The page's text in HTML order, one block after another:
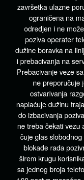
završetka ulazne
ograničena na
odredjen i ne
poziva operater
dužine boravka na
i prebacivanja na
Prebacivanje veze
ne preporučuje
ostvarivanja
naplaćuje dužinu
do izbacivanja
ne treba čekati vezu
čuje glas
blokade rada
širem krugu
sa jednog broja